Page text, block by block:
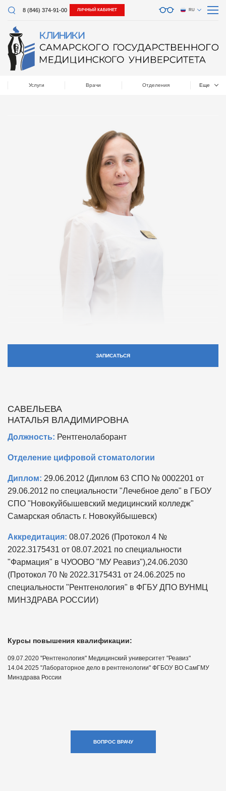
8 (846) 374-91-00 ЛИЧНЫЙ КАБИНЕТ RU
Услуги Врачи Отделения Еще
ЗАПИСАТЬСЯ
САВЕЛЬЕВА
НАТАЛЬЯ ВЛАДИМИРОВНА
Должность: Рентгенолаборант
Отделение цифровой стоматологии
Диплом: 29.06.2012 (Диплом 63 СПО № 0002201 от
29.06.2012 по специальности "Лечебное дело" в ГБОУ
СПО "Новокуйбышевский медицинский колледж"
Самарская область г. Новокуйбышевск)
Аккредитация: 08.07.2026 (Протокол 4 №
2022.3175431 от 08.07.2021 по специальности
"Фармация" в ЧУООВО "МУ Реавиз"),24.06.2030
(Протокол 70 № 2022.3175431 от 24.06.2025 по
специальности "Рентгенология" в ФГБУ ДПО ВУНМЦ
МИНЗДРАВА РОССИИ)
Курсы повышения квалификации:
09.07.2020 "Рентгенология" Медицинский университет "Реавиз"
14.04.2025 "Лабораторное дело в рентгенологии" ФГБОУ ВО СамГМУ
Минздрава России
ВОПРОС ВРАЧУ